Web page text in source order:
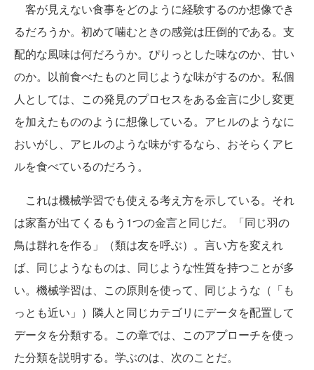
客が見えない食事をどのように経験するのか想像でき
るだろうか。初めて噛むときの感覚は圧倒的である。支
配的な風味は何だろうか。ぴりっとした味なのか、甘い
のか。以前食べたものと同じような味がするのか。私個
人としては、この発見のプロセスをある金言に少し変更
を加えたもののように想像している。アヒルのようなに
おいがし、アヒルのような味がするなら、おそらくアヒ
ルを食べているのだろう。
これは機械学習でも使える考え方を示している。それ
は家畜が出てくるもう1つの金言と同じだ。「同じ羽の
鳥は群れを作る」（類は友を呼ぶ）。言い方を変えれ
ば、同じようなものは、同じような性質を持つことが多
い。機械学習は、この原則を使って、同じような（「も
っとも近い」）隣人と同じカテゴリにデータを配置して
データを分類する。この章では、このアプローチを使っ
た分類を説明する。学ぶのは、次のことだ。